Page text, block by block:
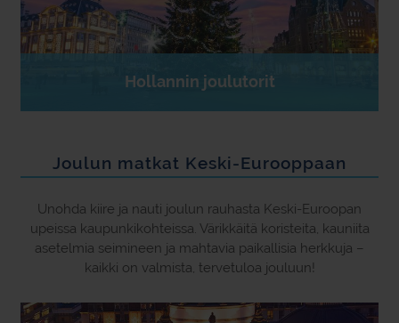
Hollannin joulutorit
Joulun matkat Keski-Eurooppaan
Unohda kiire ja nauti joulun rauhasta Keski-Euroopan
upeissa kaupunkikohteissa. Värikkäitä koristeita, kauniita
asetelmia seimineen ja mahtavia paikallisia herkkuja –
kaikki on valmista, tervetuloa jouluun!